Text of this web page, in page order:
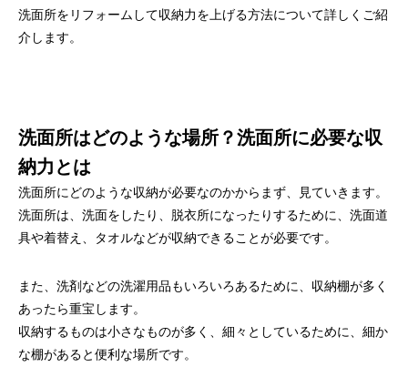
洗面所をリフォームして収納力を上げる方法について詳しくご紹
介します。
洗面所はどのような場所？洗面所に必要な収
納力とは
洗面所にどのような収納が必要なのかからまず、見ていきます。
洗面所は、洗面をしたり、脱衣所になったりするために、洗面道
具や着替え、タオルなどが収納できることが必要です。
また、洗剤などの洗濯用品もいろいろあるために、収納棚が多く
あったら重宝します。
収納するものは小さなものが多く、細々としているために、細か
な棚があると便利な場所です。